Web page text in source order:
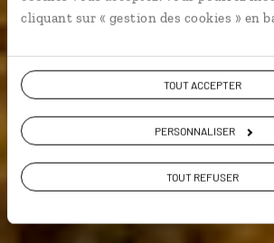
cliquant sur « gestion des cookies » en
TOUT ACCEPTER
PERSONNALISER
TOUT REFUSER
9,5 / 10
(546 avis sur le Canada)
VOIR NOS 40 IDÉES DE VOYAGE